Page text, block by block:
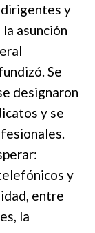
dirigentes y
asunción
Se
designaron
y se
y
entre
la